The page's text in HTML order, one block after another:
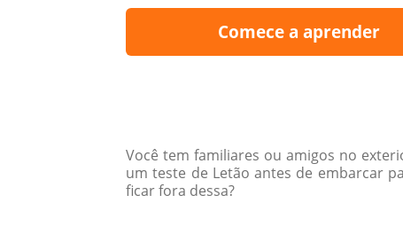
Comece a aprender
Você tem familiares ou amigos no
um teste de Letão antes de embarcar
ficar fora dessa?